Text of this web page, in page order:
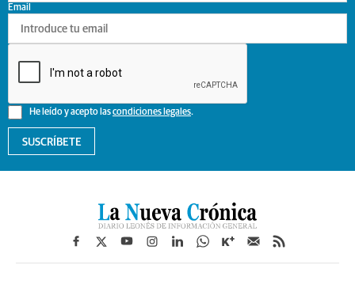
He leído y acepto lascondiciones legales.
Email
SUSCRÍBETE